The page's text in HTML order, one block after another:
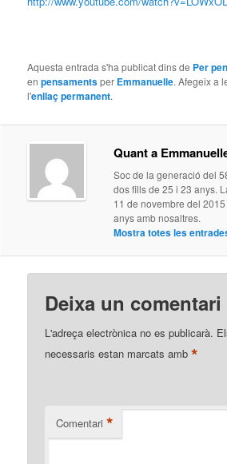
Aquesta entrada s'ha publicat dins de Per
enpensamentsper Emmanuelle. Afegeix a
l'enllaç permanent.
Quant a
Soc de la generació del
dos fills de 25 i 23 anys.
11 de novembre del
anys amb nosaltres.
Mostra totes les
Deixa un comentari
L'adreça electrònica no es publicarà.
necessaris estan marcats amb*
Comentari *